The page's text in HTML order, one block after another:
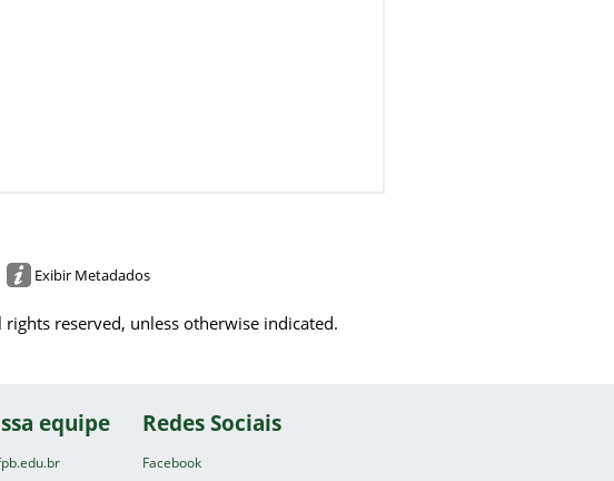
Exibir Metadados
reserved, unless otherwise indicated.
equipe Redes Sociais
Facebook